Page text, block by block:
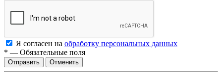
Я согласен на обработку персональных данных
* — Обязательные поля
Отменить